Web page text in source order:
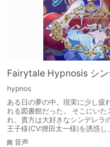
Fairytale Hypnosis シ
hypnos
ある日の夢の中。現実に少し疲
れる図書館だった。 そこにい
れ、貴方は大好きなシンデレラ
王子様(CV:狸田太一様)を誘惑
音声